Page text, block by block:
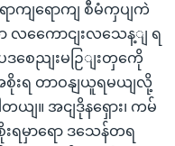
ကျရောကျ စီမံကှပျကဲ
လကေောငျးလသေန့ျ ရ
ဒစေညျးမဉြျးတှကေို
းရ တာဝနျယူရမယျလို့
ယျ။ အငျဒိုနရှေား၊ ကမ်
ရမှာရော ဒသေန်တရ